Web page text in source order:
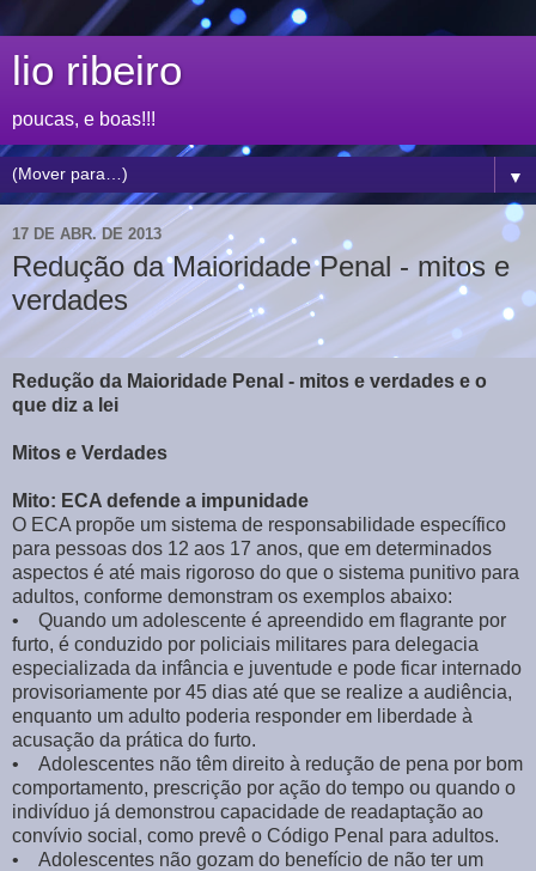
lio ribeiro
poucas, e boas!!!
▼
17 DE ABR. DE 2013
Redução da Maioridade Penal - mitos e
verdades
Redução da Maioridade Penal - mitos e verdades e o
que diz a lei
Mitos e Verdades
Mito: ECA defende a impunidade
O ECA propõe um sistema de responsabilidade específico
para pessoas dos 12 aos 17 anos, que em determinados
aspectos é até mais rigoroso do que o sistema punitivo para
adultos, conforme demonstram os exemplos abaixo:
• Quando um adolescente é apreendido em flagrante por
furto, é conduzido por policiais militares para delegacia
especializada da infância e juventude e pode ficar internado
provisoriamente por 45 dias até que se realize a audiência,
enquanto um adulto poderia responder em liberdade à
acusação da prática do furto.
• Adolescentes não têm direito à redução de pena por bom
comportamento, prescrição por ação do tempo ou quando o
indivíduo já demonstrou capacidade de readaptação ao
convívio social, como prevê o Código Penal para adultos.
• Adolescentes não gozam do benefício de não ter um